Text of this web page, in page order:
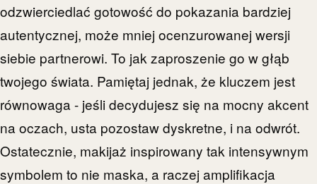
odzwierciedlać gotowość do pokazania bardziej
autentycznej, może mniej ocenzurowanej wersji
siebie partnerowi. To jak zaproszenie go w głąb
twojego świata. Pamiętaj jednak, że kluczem jest
równowaga - jeśli decydujesz się na mocny akcent
na oczach, usta pozostaw dyskretne, i na odwrót.
Ostatecznie, makijaż inspirowany tak intensywnym
symbolem to nie maska, a raczej amplifikacja